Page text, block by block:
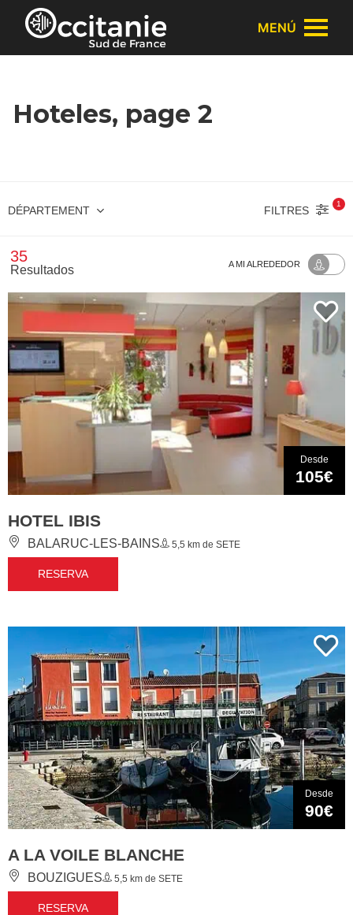
Panel de gestión de cookies
MENÚ
Hoteles, page 2
DÉPARTEMENT FILTRES
1
35
Resultados A MI ALREDEDOR
Desde
105€
HOTEL IBIS
BALARUC-LES-BAINS 5,5 km de SETE
RESERVA
Desde
90€
A LA VOILE BLANCHE
BOUZIGUES 5,5 km de SETE
RESERVA